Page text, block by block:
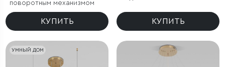
поворотным механизмом
КУПИТЬ КУПИТЬ
УМНЫЙ ДОМ